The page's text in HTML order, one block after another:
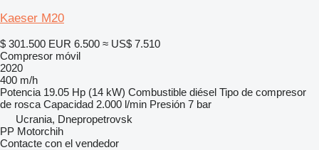
Kaeser M20
$ 301.500 EUR 6.500 ≈ US$ 7.510
Compresor móvil
2020
400 m/h
Potencia 19.05 Hp (14 kW) Combustible diésel Tipo de compresor
de rosca Capacidad 2.000 l/min Presión 7 bar
Ucrania, Dnepropetrovsk
PP Motorchih
Contacte con el vendedor